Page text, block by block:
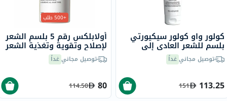
كولور واو كولور سيكيورتي
بلسم للشعر العادي إلى
ملتوصيل مجانيغداً
113.25
151
+500 طلب
أولابلكس رقم 5 بلسم الشعر
لإصلاح وتقوية وتغذية الشعر
250 ملتوصيل مجانيغداً
80
114.50